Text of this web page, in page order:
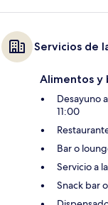
Servicios de
Alimentos y
Desayuno
11:00
Bar o
Servicio a
Snack bar